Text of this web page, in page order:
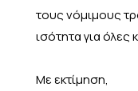
τους νόμιμους
ισότητα για όλες
Με εκτίμηση,